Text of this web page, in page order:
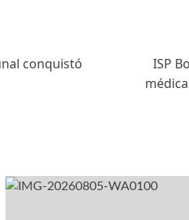
conquistó
ISP